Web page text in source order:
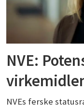
NVE:
NVEs ferske